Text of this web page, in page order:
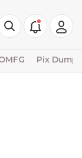
Pix Dump